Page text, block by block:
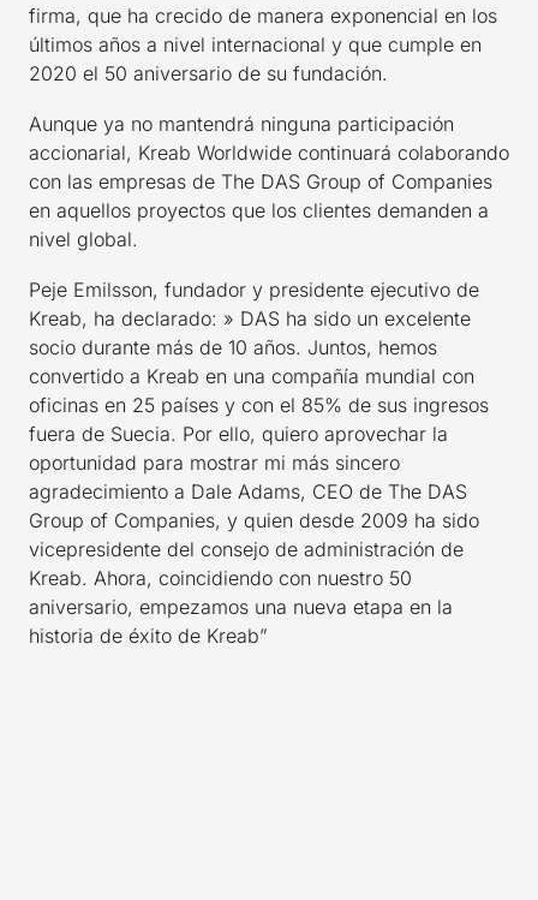
firma, que ha crecido de manera exponencial en los
últimos años a nivel internacional y que cumple en
2020 el 50 aniversario de su fundación.
Aunque ya no mantendrá ninguna participación
accionarial, Kreab Worldwide continuará colaborando
con las empresas de The DAS Group of Companies
en aquellos proyectos que los clientes demanden a
nivel global.
Peje Emilsson, fundador y presidente ejecutivo de
Kreab, ha declarado: » DAS ha sido un excelente
socio durante más de 10 años. Juntos, hemos
convertido a Kreab en una compañía mundial con
oficinas en 25 países y con el 85% de sus ingresos
fuera de Suecia. Por ello, quiero aprovechar la
oportunidad para mostrar mi más sincero
agradecimiento a Dale Adams, CEO de The DAS
Group of Companies, y quien desde 2009 ha sido
vicepresidente del consejo de administración de
Kreab. Ahora, coincidiendo con nuestro 50
aniversario, empezamos una nueva etapa en la
historia de éxito de Kreab”